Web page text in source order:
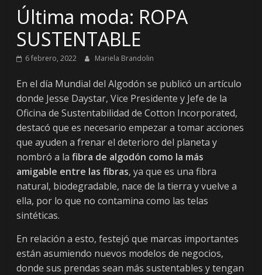
Última moda: ROPA
SUSTENTABLE
6 febrero, 2022 Mariela Brandolin
En el día Mundial del Algodón se publicó un artículo
donde Jesse Daystar, Vice Presidente y Jefe de la
Oficina de Sustentabilidad de Cotton Incorporated,
destacó que es necesario empezar a tomar acciones
que ayuden a frenar el deterioro del planeta y
nombró a lafibra de algodón como la más
amigable entre las fibras, ya que es una fibra
natural, biodegradable, nace de la tierra y vuelve a
ella, por lo que no contamina como las telas
sintéticas.
En relación a esto, festejó que marcas importantes
están asumiendo nuevos modelos de negocios,
donde sus prendas sean más sustentables y tengan